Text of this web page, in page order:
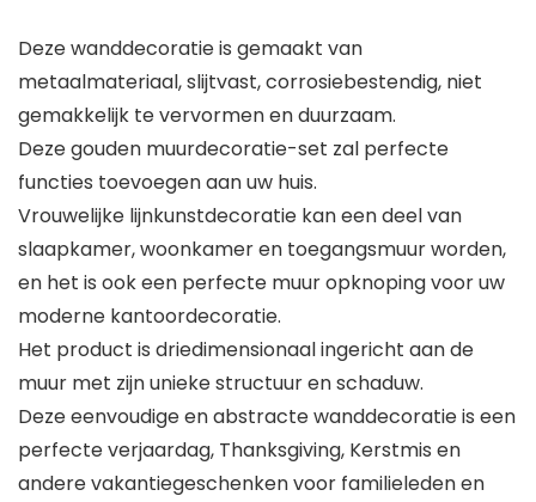
Deze wanddecoratie is gemaakt van
metaalmateriaal, slijtvast, corrosiebestendig, niet
gemakkelijk te vervormen en duurzaam.
Deze gouden muurdecoratie-set zal perfecte
functies toevoegen aan uw huis.
Vrouwelijke lijnkunstdecoratie kan een deel van
slaapkamer, woonkamer en toegangsmuur worden,
en het is ook een perfecte muur opknoping voor uw
moderne kantoordecoratie.
Het product is driedimensionaal ingericht aan de
muur met zijn unieke structuur en schaduw.
Deze eenvoudige en abstracte wanddecoratie is een
perfecte verjaardag, Thanksgiving, Kerstmis en
andere vakantiegeschenken voor familieleden en